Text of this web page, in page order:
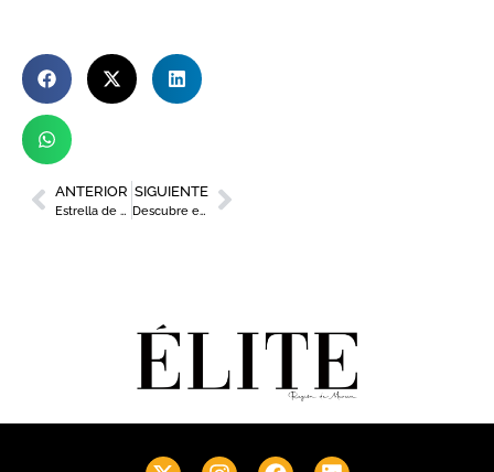
ANTERIOR
Estrella de Levante presenta ‘La Barra’, un ciclo de eventos sobre la identidad murciana
SIGUIENTE
Descubre el programa de las Fiestas de Primavera 2025 en Murcia